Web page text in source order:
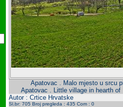
Apatovac . Malo mjesto u srcu
Apatovac . Little village in hearth of
Autor : Crtice Hrvatske
Sl.br: 705 Broj pregleda : 435 Com : 0